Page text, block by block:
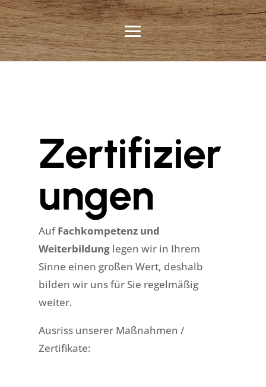
Zertifizier
ungen
AufFachkompetenz und
Weiterbildunglegen wir in Ihrem
Sinne einen großen Wert, deshalb
bilden wir uns für Sie regelmäßig
weiter.
Ausriss unserer Maßnahmen /
Zertifikate: